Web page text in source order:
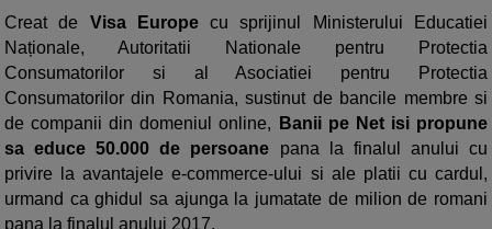
Creat de Visa Europecu sprijinul Ministerului Educatiei
Naționale, Autoritatii Nationale pentru Protectia
Consumatorilor si al Asociatiei pentru Protectia
Consumatorilor din Romania, sustinut de bancile membre si
de companii din domeniul online,
Banii pe Net isi propune
sa educe 50.000 de persoane pana la finalul anului cu
privire la avantajele e-commerce-ului si ale platii cu cardul,
urmand ca ghidul sa ajunga la jumatate de milion de romani
pana la finalul anului 2017.